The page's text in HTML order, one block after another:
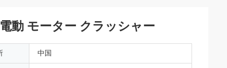
動 モーター クラッシャー
中国